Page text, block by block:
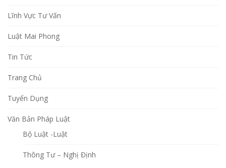
Lĩnh Vực Tư Vấn
Luật Mai Phong
Tin Tức
Trang Chủ
Tuyển Dụng
Văn Bản Pháp Luật
Bộ Luật -Luật
Thông Tư – Nghị Định